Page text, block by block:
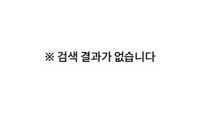
※ 검색 결과가 없습니다